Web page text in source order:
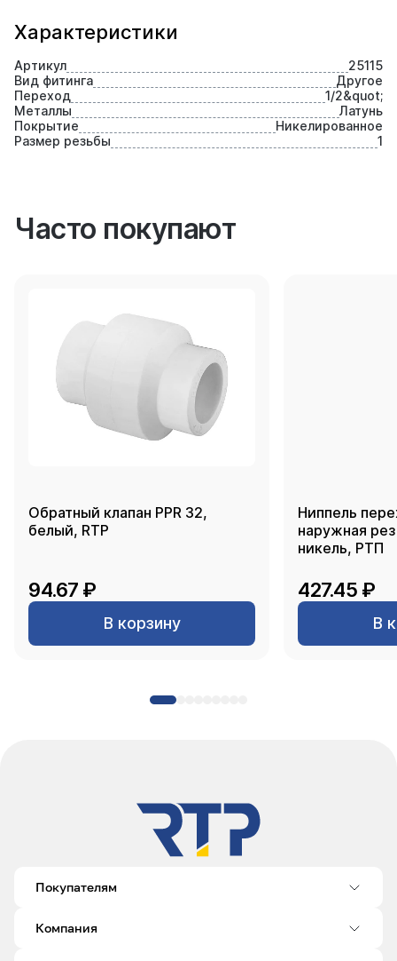
Характеристики
Артикул
25115
Вид фитинга
Другое
Переход
1/2&quot;
Металлы
Латунь
Покрытие
Никелированное
Размер резьбы
1
Часто покупают
Обратный клапан PPR 32,
белый, RTP
94.67 ₽
В корзину
Ниппель
наружная
никель, РТП
427.45 ₽
В
Покупателям
Компания